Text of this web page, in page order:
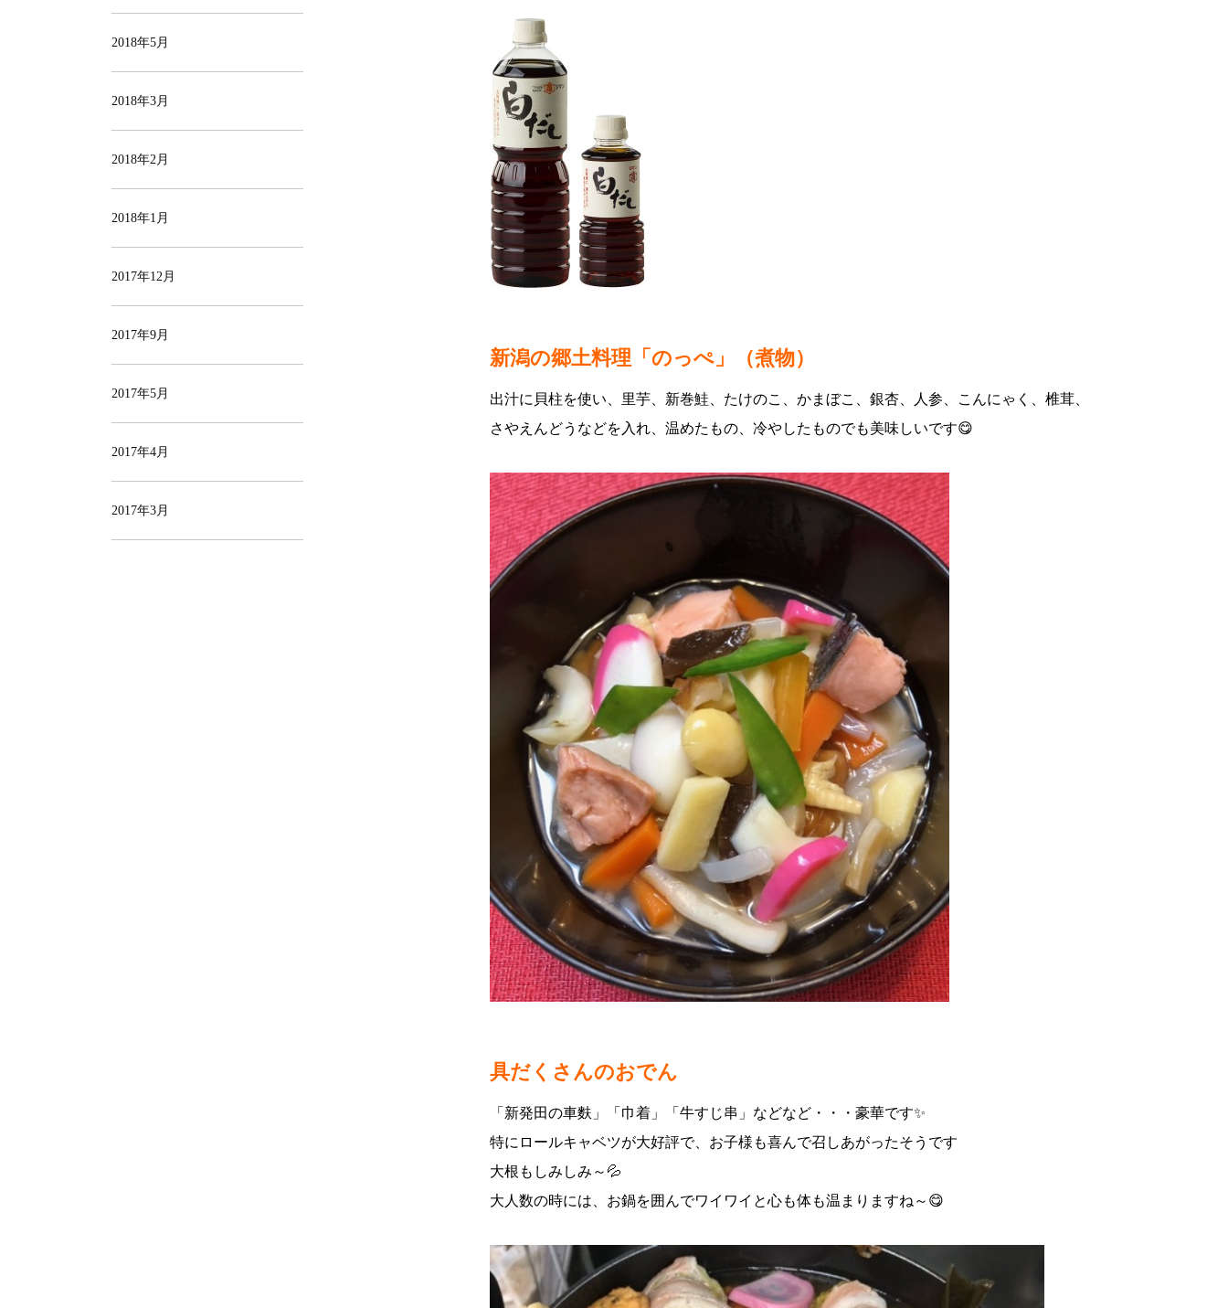
2018年5月
2018年3月
2018年2月
2018年1月
2017年12月
2017年9月
2017年5月
2017年4月
2017年3月
新潟の郷土料理「のっぺ」（煮物）
出汁に貝柱を使い、里芋、新巻鮭、たけのこ、かまぼこ、銀杏、人参、こんにゃく、椎茸、
さやえんどうなどを入れ、温めたもの、冷やしたものでも美味しいです😋
具だくさんのおでん
「新発田の車麩」「巾着」「牛すじ串」などなど・・・豪華です✨
特にロールキャベツが大好評で、お子様も喜んで召しあがったそうです
大根もしみしみ～💦
大人数の時には、お鍋を囲んでワイワイと心も体も温まりますね～😋